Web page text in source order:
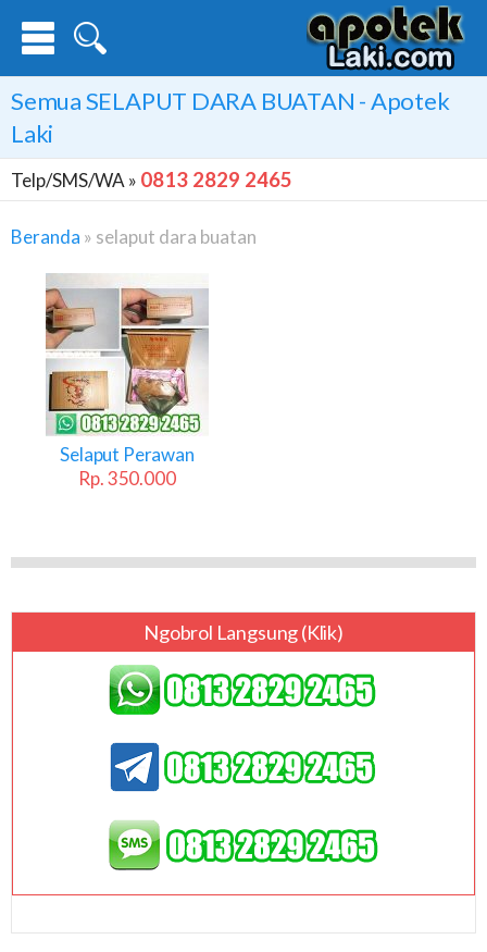
SemuaSELAPUT DARA BUATAN - Apotek
Laki
Telp/SMS/WA » 0813 2829 2465
Beranda » selaput dara buatan
Selaput
Dara
Buatan
Selaput Perawan
Rp. 350.000
Ngobrol Langsung (klik)